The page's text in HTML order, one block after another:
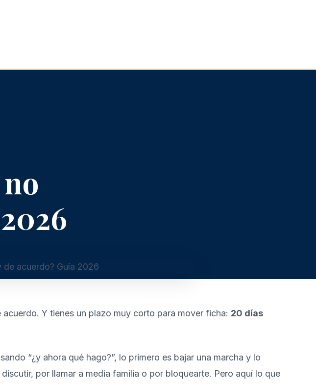
Y tienes un plazo muy corto para mover ficha: 20 días
“¿y ahora qué hago?”, lo primero es bajar una marcha y lo
por llamar a media familia o por bloquearte. Pero aquí lo que